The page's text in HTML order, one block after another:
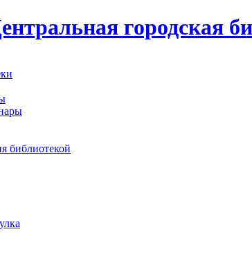
городская
библиотекой